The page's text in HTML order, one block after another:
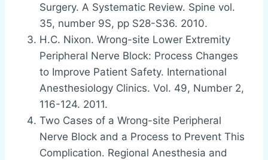
Surgery. A Systematic Review. Spine vol.
35, number 9S, pp S28-S36. 2010.
H.C. Nixon. Wrong-site Lower Extremity
Peripheral Nerve Block: Process Changes
to Improve Patient Safety. International
Anesthesiology Clinics. Vol. 49, Number 2,
116-124. 2011.
Two Cases of a Wrong-site Peripheral
Nerve Block and a Process to Prevent This
Complication. Regional Anesthesia and